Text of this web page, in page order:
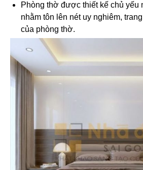
Phòng thờ được thiết kế chủ yếu
nhằm tôn lên nét uy nghiêm,
của phòng thờ.